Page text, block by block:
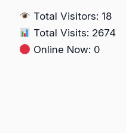
Perceraian
(Bagian
Total Visitors: 18
Total Visits: 2674
Online Now: 0